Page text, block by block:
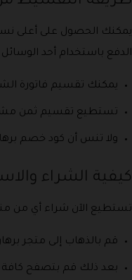
يمكنك الحصول على أعلى
الدفع باستخدام أحد الوسائل
يمكنك تقسيم فاتورة
تستطيع تقسيم ثمن مشترياتك على 4 دفعات شهرية بدون فوائد
ولا تنس أن كود خصم
كيفية الشراء
تستطيع الآن شراء أي من
قم بالذهاب إلى متجر
بعد ذلك قم بتصفح كافة